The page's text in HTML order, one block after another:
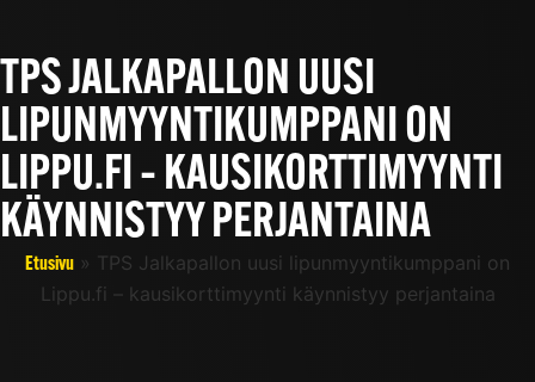
TPS JALKAPALLON UUSI
LIPUNMYYNTIKUMPPANI ON
LIPPU.FI – KAUSIKORTTIMYYNTI
KÄYNNISTYY PERJANTAINA
Etusivu » TPS Jalkapallon uusi lipunmyyntikumppani on
Lippu.fi – kausikorttimyynti käynnistyy perjantaina